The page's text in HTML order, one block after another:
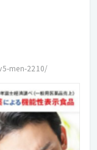
men-2210/